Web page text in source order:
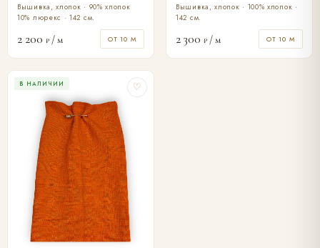
Вышивка, хлопок · 90% хлопок
10% люрекс · 142 см.
2 200 ₽ / м ОТ 10 М
Вышивка, хлопок · 100% хлопок ·
142 см.
2 300 ₽ / м ОТ 10 М
В НАЛИЧИИ ♡